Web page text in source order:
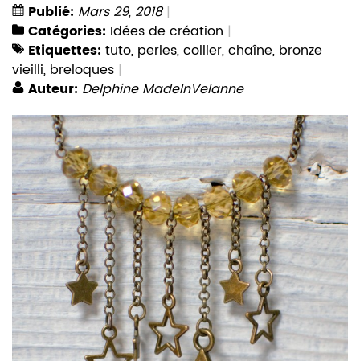
Publié: Mars 29, 2018
Catégories: Idées de création
Etiquettes: tuto, perles,collier,chaîne, bronze
vieilli, breloques
Auteur: Delphine MadeInVelanne